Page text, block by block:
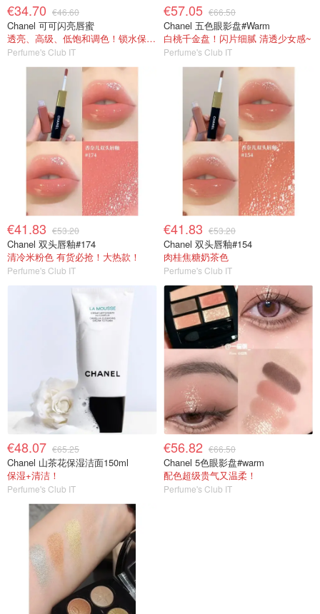
€34.70 €46.60
Chanel 可可闪亮唇蜜
透亮、高级、低饱和调色！锁水保湿！
Perfume's Club IT
€57.05 €66.50
Chanel 五色眼影盘#Warm
白桃千金盘！闪片细腻 清透少女感~
Perfume's Club IT
€41.83 €53.20
Chanel 双头唇釉#174
清冷米粉色 有货必抢！大热款！
Perfume's Club IT
€41.83 €53.20
Chanel 双头唇釉#154
肉桂焦糖奶茶色
Perfume's Club IT
€48.07 €65.25
Chanel 山茶花保湿洁面150ml
保湿+清洁！
Perfume's Club IT
€56.82 €66.50
Chanel 5色眼影盘#warm
配色超级贵气又温柔！
Perfume's Club IT